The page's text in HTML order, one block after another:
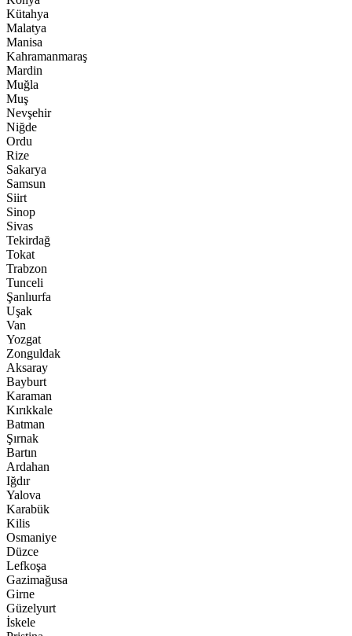
Kütahya
Malatya
Manisa
Kahramanmaraş
Mardin
Muğla
Muş
Nevşehir
Niğde
Ordu
Rize
Sakarya
Samsun
Siirt
Sinop
Sivas
Tekirdağ
Tokat
Trabzon
Tunceli
Şanlıurfa
Uşak
Van
Yozgat
Zonguldak
Aksaray
Bayburt
Karaman
Kırıkkale
Batman
Şırnak
Bartın
Ardahan
Iğdır
Yalova
Karabük
Kilis
Osmaniye
Düzce
Lefkoşa
Gazimağusa
Girne
Güzelyurt
İskele